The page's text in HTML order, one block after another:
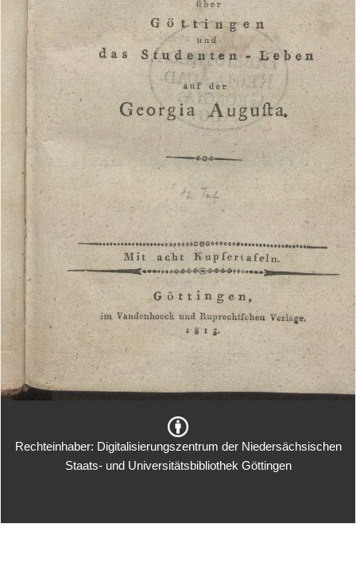
Rechteinhaber: Digitalisierungszentrum der Niedersächsischen
Staats- und Universitätsbibliothek Göttingen